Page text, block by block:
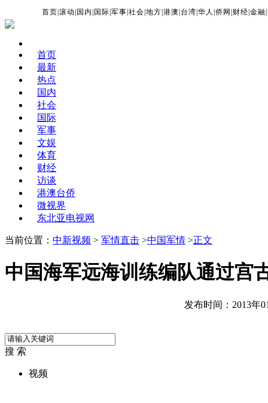
首页 |滚动 国内 国际 |军事 |社会 |地方 |港澳 台湾 |华人 |侨网 财经 |金融 |
首页
最新
热点
国内
社会
国际
军事
文娱
体育
财经
访谈
港澳台侨
微视界
东北亚电视网
当前位置： 中新视频 > 军情直击 >中国军情 >正文
中国海军远海训练编队通过宫
发布时间：2013年
搜 索
视频